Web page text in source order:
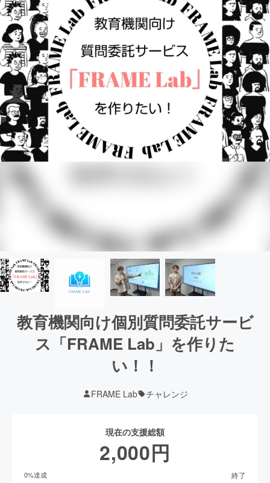
教育機関向け個別質問委託サービ
ス「FRAME Lab」を作りた
い！！
FRAME Lab チャレンジ
現在の支援総額
2,000円
0%達成 終了